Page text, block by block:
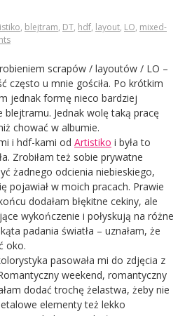
, blejtram, DT, hdf, layout, LO, mixed-
scrapów / layoutów / LO –
często u mnie gościła. Po krótkim
jednak formę nieco bardziej
blejtramu. Jednak wolę taką pracę
chować w albumie.
i hdf-kami od Artistiko i była to
Zrobiłam też sobie prywatne
żadnego odcienia niebieskiego,
pojawiał w moich pracach. Prawie
dodałam błękitne cekiny, ale
wykończenie i połyskują na różne
padania światła – uznałam, że
oko.
pasowała mi do zdjęcia z
weekend, romantyczny
dodać trochę żelastwa, żeby nie
elementy też lekko